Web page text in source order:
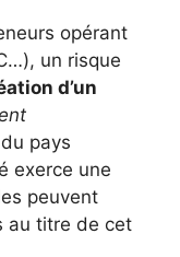
opérant
un risque
d’un
pays
exerce une
peuvent
au titre de cet